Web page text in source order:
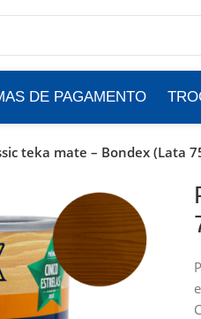
DE PAGAMENTO
teka mate – Bondex (Lata